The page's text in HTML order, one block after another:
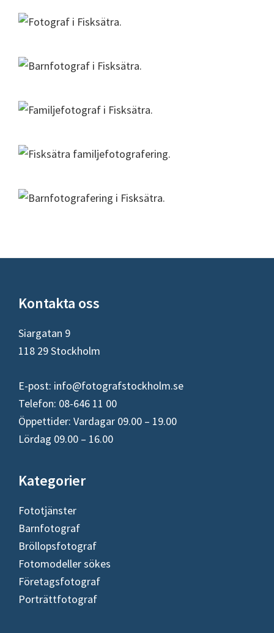
Footer
Kontakta oss
Siargatan 9
118 29 Stockholm
E-post: info@fotografstockholm.se
Telefon: 08-646 11 00
Öppettider: Vardagar 09.00 – 19.00
Lördag 09.00 – 16.00
Kategorier
Fototjänster
Barnfotograf
Bröllopsfotograf
Fotomodeller sökes
Företagsfotograf
Porträttfotograf